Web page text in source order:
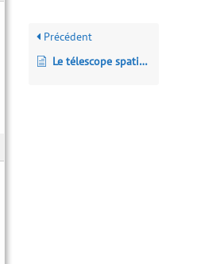
Précédent
Le télescope spatial James Webb : une nouvelle ère pour l’astronomie